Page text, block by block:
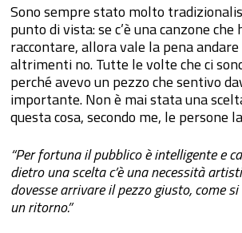
Sono sempre stato molto
punto di vista: se c’è una canzone che
raccontare, allora vale la pena andare
altrimenti no. Tutte le volte che ci
perché avevo un pezzo che sentivo
importante. Non è mai stata una
questa cosa, secondo me, le persone
Per fortuna il pubblico è intelligente e
dietro una scelta c’è una necessità
dovesse arrivare il pezzo giusto, come
un ritorno.